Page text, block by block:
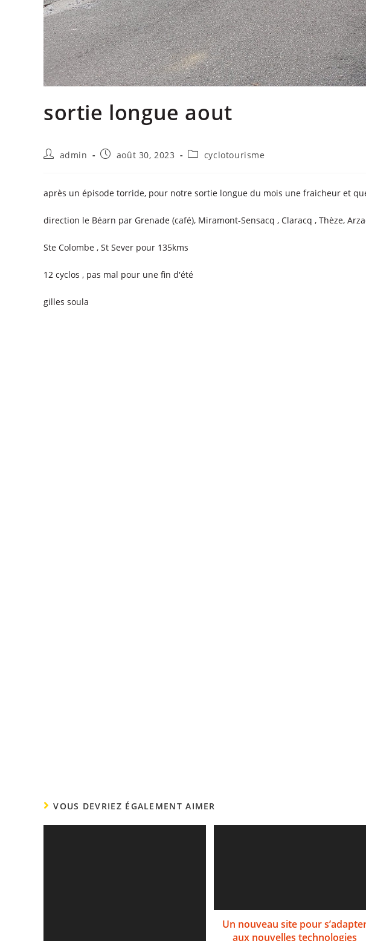
sortie longue aout
admin août 30, 2023 cyclotourisme
après un épisode torride, pour notre sortie longue du mois une fraicheur et
direction le Béarn par Grenade (café), Miramont-Sensacq , Claracq , Thèze,
Ste Colombe , St Sever pour 135kms
12 cyclos , pas mal pour une fin d'été
gilles soula
VOUS DEVRIEZ ÉGALEMENT AIMER
Un nouveau site pour
aux nouvelles technologies